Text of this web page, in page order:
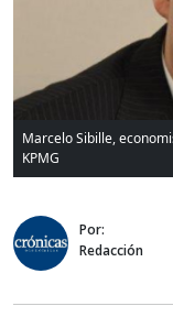
Marcelo Sibille,
KPMG
Por:
Redacción